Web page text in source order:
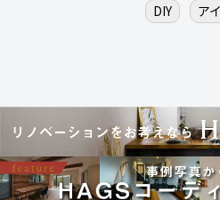
DIY
ア